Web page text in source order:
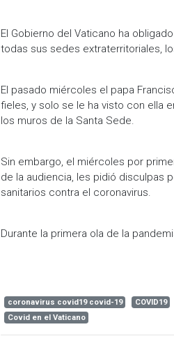
El Gobierno del Vaticano ha
todas sus sedes extraterritoriales,
El pasado miércoles el papa
fieles, y solo se le ha visto con ella
los muros de la Santa Sede.
Sin embargo, el miércoles por
de la audiencia, les pidió disculpas
sanitarios contra el coronavirus.
Durante la primera ola de la
coronavirus covid19 covid-19 COVID19
Covid en el Vaticano